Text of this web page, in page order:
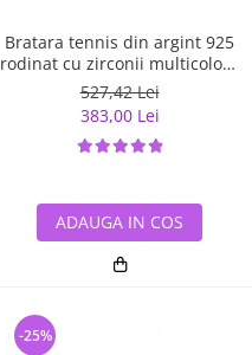
Bratara tennis din argint 925
rodinat cu zirconii multicolore
- Be Elegant BTU0108
527,42 Lei
383,00 Lei
ADAUGA IN COS
-25%